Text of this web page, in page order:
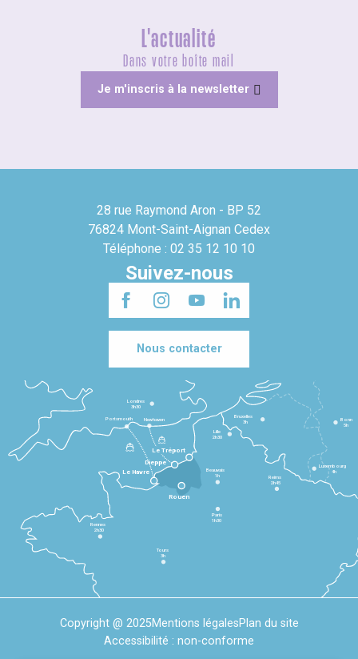
L'actualité
Dans votre boîte mail
Je m'inscris à la newsletter
28 rue Raymond Aron - BP 52
76824 Mont-Saint-Aignan Cedex
Téléphone : 02 35 12 10 10
Suivez-nous
Nous contacter
Le Havre
Dieppe
Le Tréport
Rennes
2h30
Tours
3h
Paris
1h30
Beauvais
1h
Reims
2h45
Lille
2h30
Bruxelles
3h
Londres
3h30
Newhaven
Portsmouth
Bonn
5h
Luxembourg
4h
Rouen
Copyright @ 2025Mentions légalesPlan du site
Accessibilité : non-conforme